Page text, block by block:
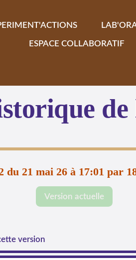
ESPACE COLLABORATIF
de
du 21 mai 26 à 17:01 par
Version actuelle
version